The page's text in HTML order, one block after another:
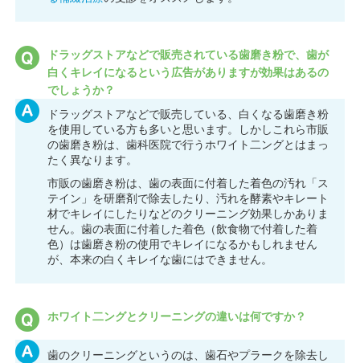
ドラッグストアなどで販売されている歯磨き粉で、歯が
白くキレイになるという広告がありますが効果はあるの
でしょうか？
ドラッグストアなどで販売している、白くなる歯磨き粉
を使用している方も多いと思います。しかしこれら市販
の歯磨き粉は、歯科医院で行うホワイト二ングとはまっ
たく異なります。
市販の歯磨き粉は、歯の表面に付着した着色の汚れ「ス
テイン」を研磨剤で除去したり、汚れを酵素やキレート
材でキレイにしたりなどのクリーニング効果しかありま
せん。歯の表面に付着した着色（飲食物で付着した着
色）は歯磨き粉の使用でキレイになるかもしれません
が、本来の白くキレイな歯にはできません。
ホワイト二ングとクリーニングの違いは何ですか？
歯のクリーニングというのは、歯石やプラークを除去し